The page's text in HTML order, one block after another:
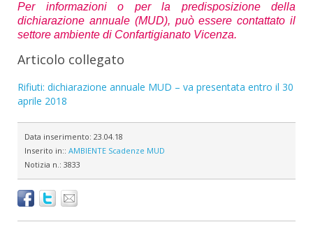
Per informazioni o per la predisposizione della
dichiarazione annuale (MUD), può essere contattato il
settore ambiente di Confartigianato Vicenza.
Articolo collegato
Rifiuti: dichiarazione annuale MUD – va presentata entro il 30
aprile 2018
Data inserimento: 23.04.18
Inserito in:: AMBIENTE Scadenze MUD
Notizia n.: 3833